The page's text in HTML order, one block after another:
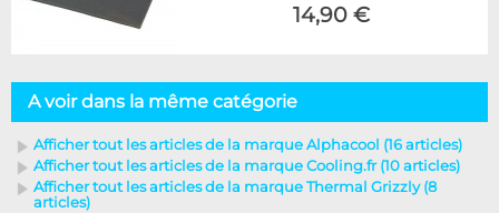
14,90 €
A voir dans la même catégorie
Afficher tout les articles de la marque Alphacool (16 articles)
Afficher tout les articles de la marque Cooling.fr (10 articles)
Afficher tout les articles de la marque Thermal Grizzly (8
articles)